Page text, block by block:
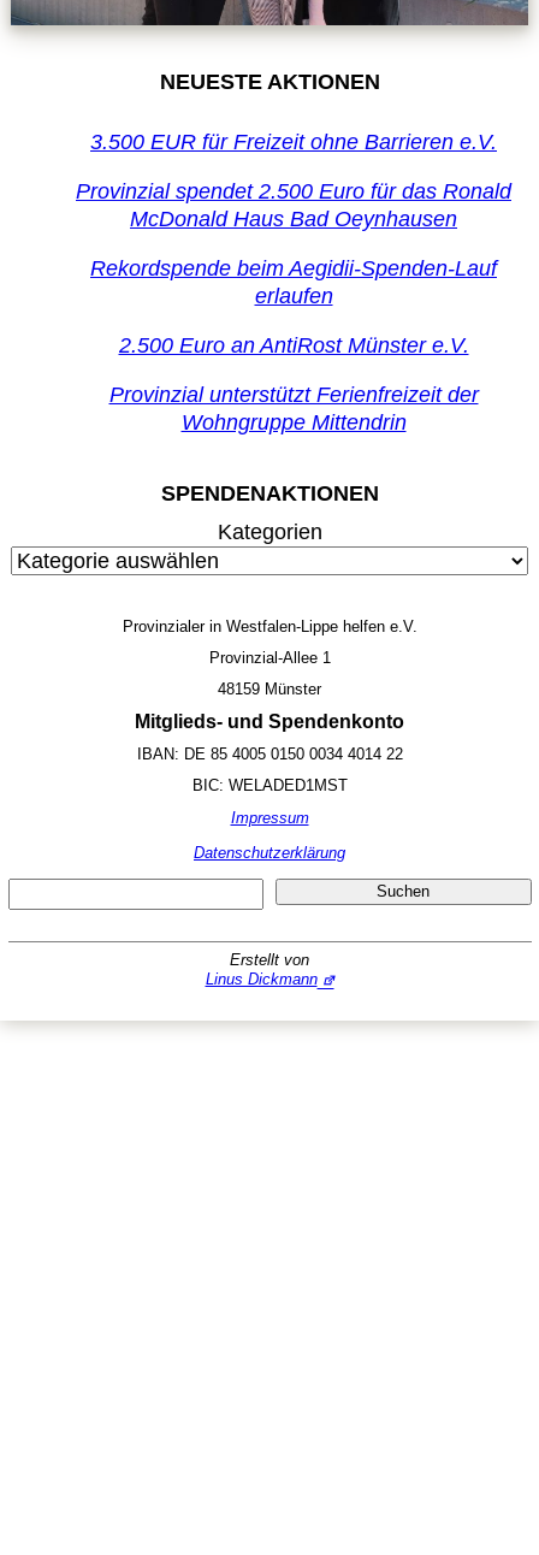
NEUESTE AKTIONEN
3.500 EUR für Freizeit ohne Barrieren e.V.
Provinzial spendet 2.500 Euro für das Ronald
McDonald Haus Bad Oeynhausen
Rekordspende beim Aegidii-Spenden-Lauf
erlaufen
2.500 Euro an AntiRost Münster e.V.
Provinzial unterstützt Ferienfreizeit der
Wohngruppe Mittendrin
SPENDENAKTIONEN
Kategorien
Provinzialer in Westfalen-Lippe helfen e.V.
Provinzial-Allee 1
48159 Münster
Mitglieds- und Spendenkonto
IBAN: DE 85 4005 0150 0034 4014 22
BIC: WELADED1MST
Impressum
Datenschutzerklärung
Suchen
Erstellt von
Linus Dickmann